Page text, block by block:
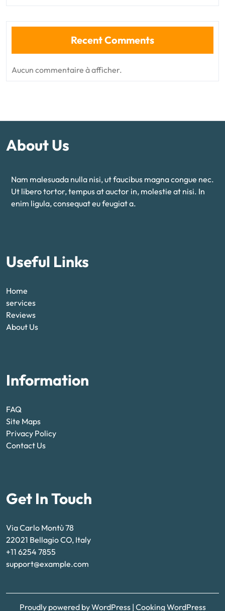
Recent Comments
Aucun commentaire à afficher.
About Us
Nam malesuada nulla nisi, ut faucibus magna congue nec.
Ut libero tortor, tempus at auctor in, molestie at nisi. In
enim ligula, consequat eu feugiat a.
Useful Links
Home
services
Reviews
About Us
Information
FAQ
Site Maps
Privacy Policy
Contact Us
Get In Touch
Via Carlo Montù 78
22021 Bellagio CO, Italy
+11 6254 7855
support@example.com
Proudly powered by WordPress | Cooking WordPress